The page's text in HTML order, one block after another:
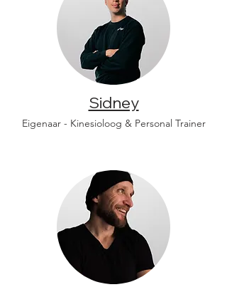
Sidney
Eigenaar - Kinesioloog & Personal Trainer